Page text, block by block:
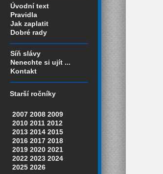
Úvodní text
Pravidla
Jak zaplatit
Dobré rady
Síň slávy
Nenechte si ujít ...
Kontakt
Starší ročníky
2007 2008 2009
2010 2011 2012
2013 2014 2015
2016 2017 2018
2019 2020 2021
2022 2023 2024
2025 2026